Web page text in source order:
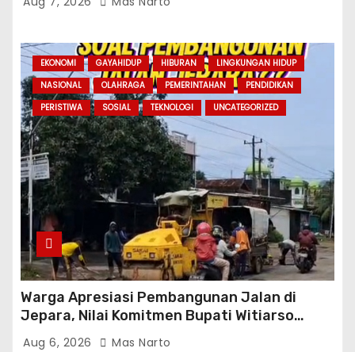
EKONOMI GAYAHIDUP HIBURAN
LINGKUNGAN HIDUP
NASIONAL
OLAHRAGA PEMERINTAHAN
PENDIDIKAN
PERISTIWA
SOSIAL TEKNOLOGI UNCATEGORIZED
Warga Apresiasi Pembangunan Jalan di
Jepara, Nilai Komitmen Bupati Witiarso
Tingkatkan Infrastruktur dan Perekonomian
Aug 6, 2026 Mas Narto